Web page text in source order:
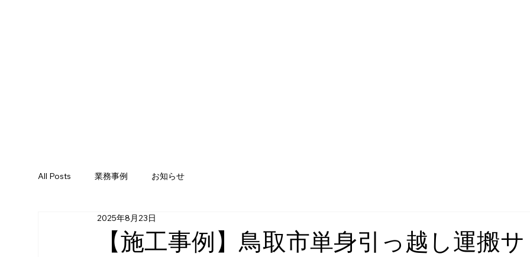
All Posts 業務事例 お知らせ
【施工事例】鳥取市単身引っ越し運搬サ
2025年8月23日